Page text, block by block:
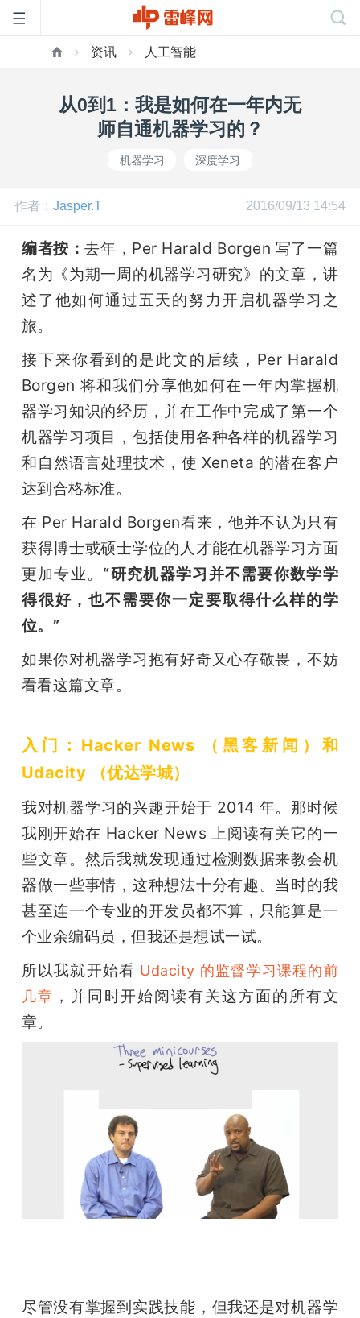
开
课
活
中
心
GAIR
题
爱
搞
机
资讯 人工智能
从0到1：我是如何在一年内无
师自通机器学习的？
机器学习 深度学习
作者： Jasper.T 2016/09/13 14:54
编者按：去年，Per Harald Borgen 写了一篇
名为《为期一周的机器学习研究》的文章，讲
述了他如何通过五天的努力开启机器学习之
旅。
接下来你看到的是此文的后续，Per Harald
Borgen 将和我们分享他如何在一年内掌握机
器学习知识的经历，并在工作中完成了第一个
机器学习项目，包括使用各种各样的机器学习
和自然语言处理技术，使 Xeneta 的潜在客户
达到合格标准。
在 Per Harald Borgen看来，他并不认为只有
获得博士或硕士学位的人才能在机器学习方面
更加专业。 “研究机器学习并不需要你数学学
得很好，也不需要你一定要取得什么样的学
位。”
如果你对机器学习抱有好奇又心存敬畏，不妨
看看这篇文章。
入门：Hacker News （黑客新闻）和
Udacity （优达学城）
我对机器学习的兴趣开始于 2014 年。那时候
我刚开始在 Hacker News 上阅读有关它的一
些文章。然后我就发现通过检测数据来教会机
器做一些事情，这种想法十分有趣。当时的我
甚至连一个专业的开发员都不算，只能算是一
个业余编码员，但我还是想试一试。
所以我就开始看 Udacity 的监督学习课程的前
几章 ，并同时开始阅读有关这方面的所有文
章。
尽管没有掌握到实践技能，但我还是对机器学